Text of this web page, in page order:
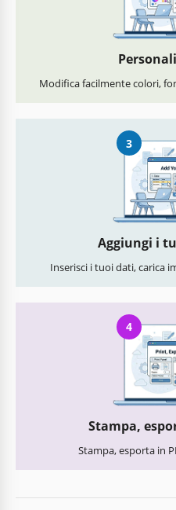
Modifica facilmente colori,
3
Aggiungi i
Inserisci i tuoi dati, carica
4
Stampa,
Stampa, esporta in